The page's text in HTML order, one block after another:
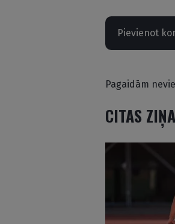
Pievienot
Pagaidām
CITAS